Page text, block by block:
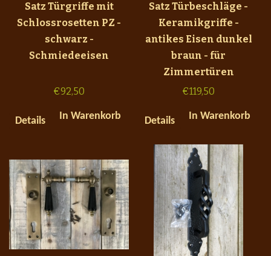
Satz Türgriffe mit
Schlossrosetten PZ -
schwarz -
Schmiedeeisen
€92,50
Details In Warenkorb
Satz Türbeschläge -
Keramikgriffe -
antikes Eisen dunkel
braun - für
Zimmertüren
€119,50
Details In Warenkorb